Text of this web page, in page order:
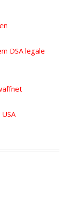
DSA legale